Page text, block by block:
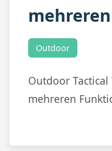
Outdoor
Outdoor
mehreren